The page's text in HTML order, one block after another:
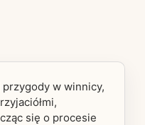
w winnicy,
się o procesie